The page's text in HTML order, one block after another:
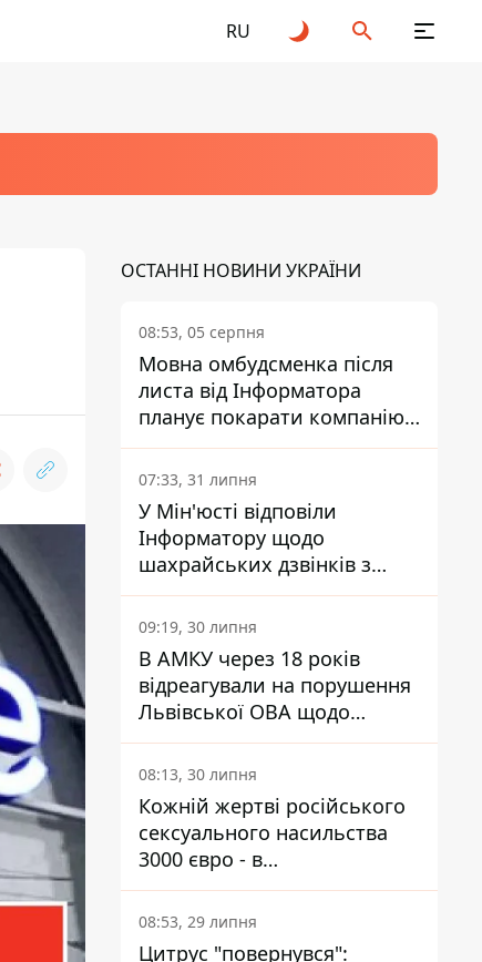
RU
ОСТАННІ НОВИНИ УКРАЇНИ
08:53, 05 серпня
Мовна омбудсменка після
листа від Інформатора
планує покарати компанію-
підрядника ПриватБанку
07:33, 31 липня
У Мін'юсті відповіли
Інформатору щодо
шахрайських дзвінків з
камери Сумського СІЗО так,
що ніхто нічого не зрозумів
09:19, 30 липня
В АМКУ через 18 років
відреагували на порушення
Львівської ОВА щодо
харчування у закладах
освіти
08:13, 30 липня
Кожній жертві російського
сексуального насильства
3000 євро - в
Мінсоцполітики пояснили
Інформатору, звідки на це
гроші
08:53, 29 липня
Цитрус "повернувся":